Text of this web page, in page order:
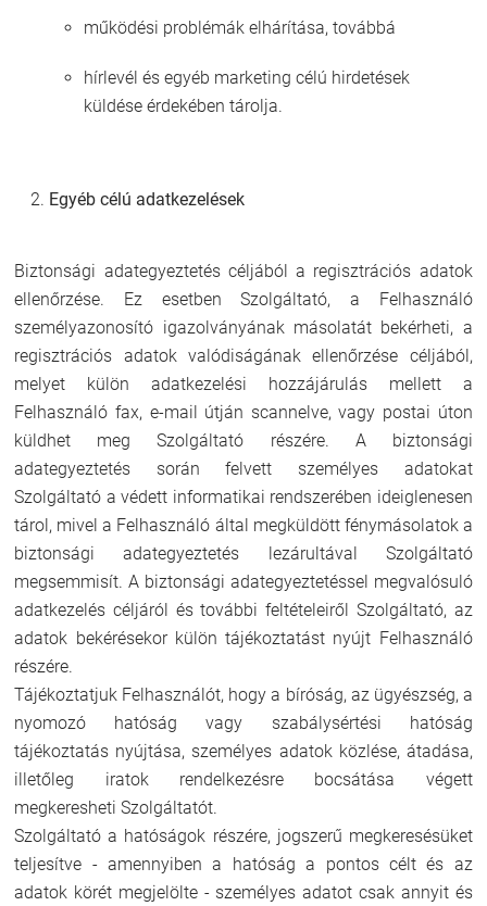
működési problémák elhárítása, továbbá
hírlevél és egyéb marketing célú hirdetések
küldése érdekében tárolja.
Egyéb célú adatkezelések
Biztonsági adategyeztetés céljából a regisztrációs adatok
ellenőrzése. Ez esetben Szolgáltató, a Felhasználó
személyazonosító igazolványának másolatát bekérheti, a
regisztrációs adatok valódiságának ellenőrzése céljából,
melyet külön adatkezelési hozzájárulás mellett a
Felhasználó fax, e-mail útján scannelve, vagy postai úton
küldhet meg Szolgáltató részére. A biztonsági
adategyeztetés során felvett személyes adatokat
Szolgáltató a védett informatikai rendszerében ideiglenesen
tárol, mivel a Felhasználó által megküldött fénymásolatok a
biztonsági adategyeztetés lezárultával Szolgáltató
megsemmisít. A biztonsági adategyeztetéssel megvalósuló
adatkezelés céljáról és további feltételeiről Szolgáltató, az
adatok bekérésekor külön tájékoztatást nyújt Felhasználó
részére.
Tájékoztatjuk Felhasználót, hogy a bíróság, az ügyészség, a
nyomozó hatóság vagy szabálysértési hatóság
tájékoztatás nyújtása, személyes adatok közlése, átadása,
illetőleg iratok rendelkezésre bocsátása végett
megkeresheti Szolgáltatót.
Szolgáltató a hatóságok részére, jogszerű megkeresésüket
teljesítve - amennyiben a hatóság a pontos célt és az
adatok körét megjelölte - személyes adatot csak annyit és